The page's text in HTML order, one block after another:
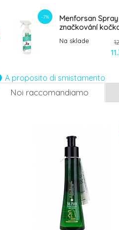
-7%
Menforsan
značkování
500ml
Na sklade
A proposito di smistamento
Noi raccomandiamo